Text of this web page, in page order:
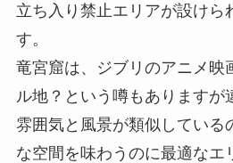
立ち入り禁止エリアが設けら
す。
竜宮窟は、ジブリのアニメ映
ル地？という噂もありますが
雰囲気と風景が類似している
な空間を味わうのに最適なエ